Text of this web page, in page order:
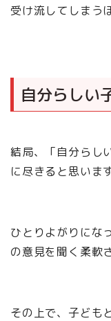
受け流してしまう
自分らしい
結局、「自分らし
に尽きると思います
ひとりよがりにな
の意見を聞く柔軟
その上で、子ども